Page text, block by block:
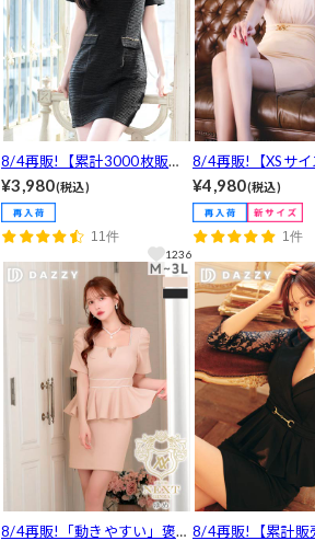
8/4再販!【累計3000枚販売,
LLあり】チェーンネック高見
えフェイクポケット半袖タイ
トミニ丈キャバドレス[プチ
プラキャバドレス]
¥3,980(税込)
11件
1236
8/4再販!【XSサイ
「激かわいい！」
くびれ強調バック
優雅なドレープ♪
レースアメスリタ
キャバドレス
展開]
¥4,980(税込)
1件
8/4再販!「動きやすい」褒め 8/4再販!【累計販